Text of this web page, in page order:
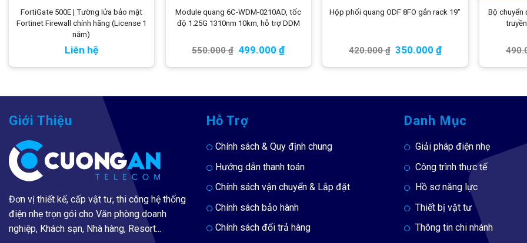
FortiGate 500E | Tường lửa bảo mật
Fortinet Firewall chính hãng (License 1
năm)
Liên hệ
Module quang 6C-WDM-0210AD, tốc
độ 1.25G 1310nm 10km, hỗ trợ DDM
550.000₫ 499.000₫
Hộp phối quang ODF 8FO gắn rack 19″
420.000₫ 350.000₫
Bộ chuyển
Giới Thiệu
Đơn vị thiết kế, cấp vật tư, thi công hệ thống
điện nhẹ trọn gói cho Văn phòng doanh
nghiệp, Khách sạn, Nhà hàng, Resort...
Hỗ Trợ
Chính sách & Quy định chung
Hướng dẫn thanh toán
Chính sách vận chuyển & Lắp đặt
Chính sách bảo hành
Chính sách đổi trả hàng
Danh Mục
Giải pháp điện nhẹ
Công trình thực tế
Hồ sơ năng lực
Thiết bị vật tư
Thông tin chi nhánh